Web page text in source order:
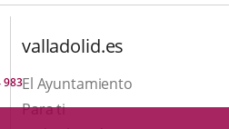
983
valladolid.es
El Ayuntamiento
Para ti